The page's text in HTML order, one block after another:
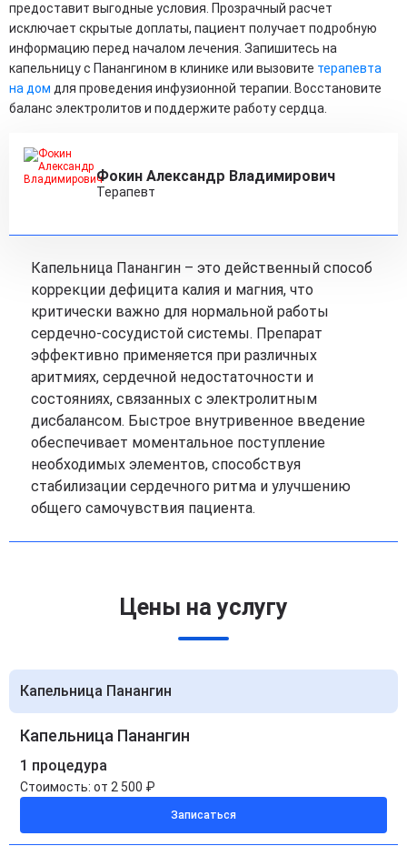
предоставит выгодные условия. Прозрачный расчет
исключает скрытые доплаты, пациент получает подробную
информацию перед началом лечения. Запишитесь на
капельницу с Панангином в клинике или вызовите терапевта
на дом для проведения инфузионной терапии. Восстановите
баланс электролитов и поддержите работу сердца.
Фокин Александр Владимирович
Терапевт
Капельница Панангин – это действенный способ
коррекции дефицита калия и магния, что
критически важно для нормальной работы
сердечно-сосудистой системы. Препарат
эффективно применяется при различных
аритмиях, сердечной недостаточности и
состояниях, связанных с электролитным
дисбалансом. Быстрое внутривенное введение
обеспечивает моментальное поступление
необходимых элементов, способствуя
стабилизации сердечного ритма и улучшению
общего самочувствия пациента.
Цены на услугу
Капельница Панангин
Капельница Панангин
1 процедура
Стоимость: от 2 500 ₽
Записаться